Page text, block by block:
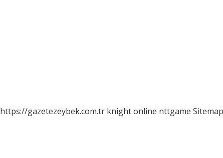
https://gazetezeybek.com.tr knight online nttgame Sitemap